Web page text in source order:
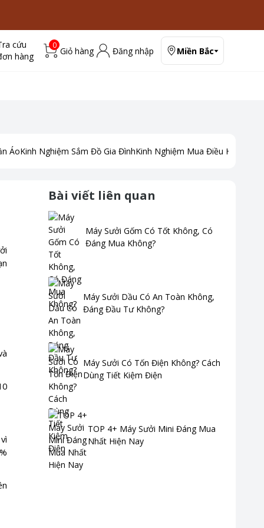
cứu
hàng
0
Giỏ hàng Đăng nhập Miền Bắc
ÁoKinh Nghiệm Sắm Đồ Gia ĐìnhKinh Nghiệm Mua Điều Hoà
Bài viết liên quan
Máy Sưởi Gốm Có Tốt Không, Có
Đáng Mua Không?
Máy Sưởi Dầu Có An Toàn Không,
Đáng Đầu Tư Không?
Máy Sưởi Có Tốn Điện Không? Cách
Dùng Tiết Kiệm Điện
TOP 4+ Máy Sưởi Mini Đáng Mua
Nhất Hiện Nay